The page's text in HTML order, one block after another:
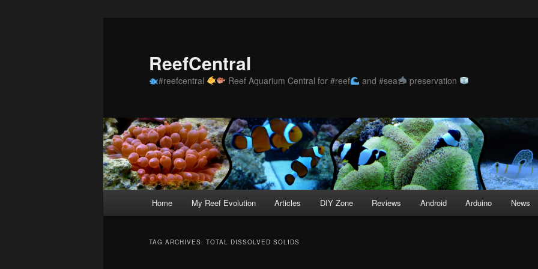
ReefCentral
#reefcentral Reef Aquarium Central for #reef and #sea preservation
Home My Reef Evolution Articles DIY Zone Reviews Android Arduino News
TAG ARCHIVES: TOTAL DISSOLVED SOLIDS